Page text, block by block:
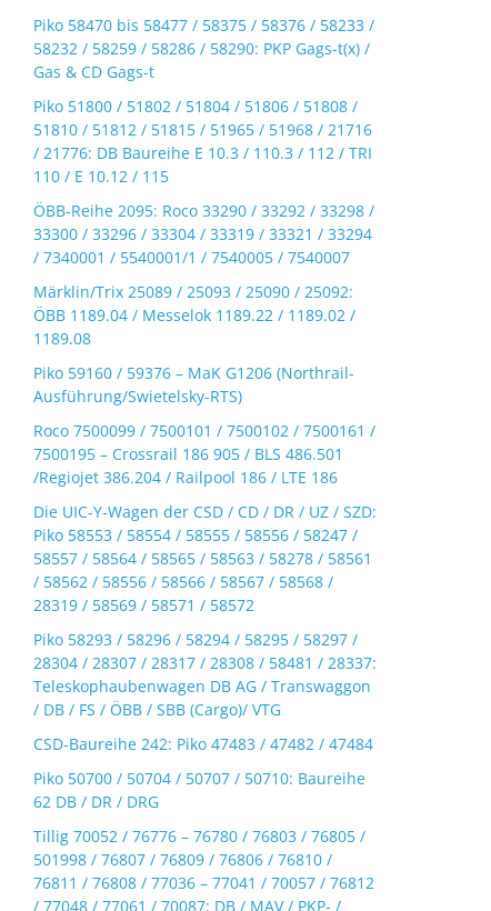
Piko 58470 bis 58477 / 58375 / 58376 / 58233 /
58232 / 58259 / 58286 / 58290: PKP Gags-t(x) /
Gas & CD Gags-t
Piko 51800 / 51802 / 51804 / 51806 / 51808 /
51810 / 51812 / 51815 / 51965 / 51968 / 21716
/ 21776: DB Baureihe E 10.3 / 110.3 / 112 / TRI
110 / E 10.12 / 115
ÖBB-Reihe 2095: Roco 33290 / 33292 / 33298 /
33300 / 33296 / 33304 / 33319 / 33321 / 33294
/ 7340001 / 5540001/1 / 7540005 / 7540007
Märklin/Trix 25089 / 25093 / 25090 / 25092:
ÖBB 1189.04 / Messelok 1189.22 / 1189.02 /
1189.08
Piko 59160 / 59376 – MaK G1206 (Northrail-
Ausführung/Swietelsky-RTS)
Roco 7500099 / 7500101 / 7500102 / 7500161 /
7500195 – Crossrail 186 905 / BLS 486.501
/Regiojet 386.204 / Railpool 186 / LTE 186
Die UIC-Y-Wagen der CSD / CD / DR / UZ / SZD:
Piko 58553 / 58554 / 58555 / 58556 / 58247 /
58557 / 58564 / 58565 / 58563 / 58278 / 58561
/ 58562 / 58556 / 58566 / 58567 / 58568 /
28319 / 58569 / 58571 / 58572
Piko 58293 / 58296 / 58294 / 58295 / 58297 /
28304 / 28307 / 28317 / 28308 / 58481 / 28337:
Teleskophaubenwagen DB AG / Transwaggon
/ DB / FS / ÖBB / SBB (Cargo)/ VTG
CSD-Baureihe 242: Piko 47483 / 47482 / 47484
Piko 50700 / 50704 / 50707 / 50710: Baureihe
62 DB / DR / DRG
Tillig 70052 / 76776 – 76780 / 76803 / 76805 /
501998 / 76807 / 76809 / 76806 / 76810 /
76811 / 76808 / 77036 – 77041 / 70057 / 76812
/ 77048 / 77061 / 70087: DB / MAV / PKP- /